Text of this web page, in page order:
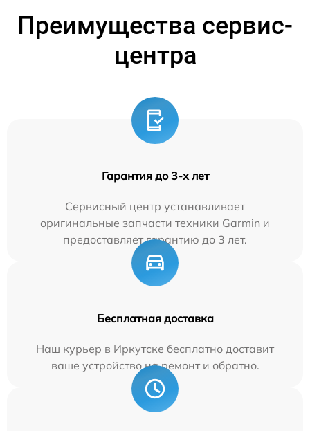
Преимущества сервис-
центра
Гарантия до 3-х лет
Сервисный центр устанавливает
оригинальные запчасти техники Garmin и
предоставляет гарантию до 3 лет.
Бесплатная доставка
Наш курьер в Иркутске бесплатно доставит
ваше устройство на ремонт и обратно.